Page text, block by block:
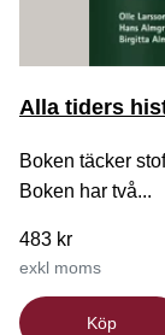
Alla tiders
Boken täcker
Boken har två...
483 kr
exkl moms
Köp